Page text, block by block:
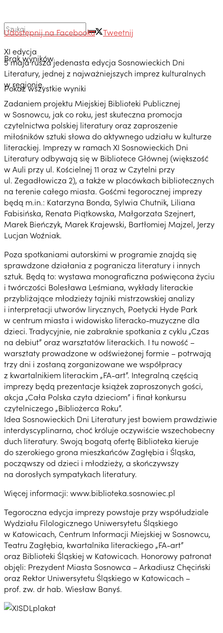
Brak wyników
Pokaż wszystkie wyniki
Udostępnij na Facebooku
Tweetnij
XI edycja
5 maja rusza jedenasta edycja Sosnowieckich Dni
Literatury, jednej z najważniejszych imprez kulturalnych
w regionie.
Zadaniem projektu Miejskiej Biblioteki Publicznej
w Sosnowcu, jak co roku, jest skuteczna promocja
czytelnictwa polskiej literatury oraz zaproszenie
miłośników sztuki słowa do aktywnego udziału w kulturze
literackiej. Imprezy w ramach XI Sosnowieckich Dni
Literatury odbywają się w Bibliotece Głównej (większość
w Auli przy ul. Kościelnej 11 oraz w Czytelni przy
ul. Zegadłowicza 2), a także w placówkach bibliotecznych
na terenie całego miasta. Gośćmi tegorocznej imprezy
będą m.in.: Katarzyna Bonda, Sylwia Chutnik, Liliana
Fabisińska, Renata Piątkowska, Małgorzata Szejnert,
Marek Bieńczyk, Marek Krajewski, Bartłomiej Majzel, Jerzy
Lucjan Woźniak.
Poza spotkaniami autorskimi w programie znajdą się
sprawdzone działania z pogranicza literatury i innych
sztuk. Będą to: wystawa monograficzna poświęcona życiu
i twórczości Bolesława Leśmiana, wykłady literackie
przybliżające młodzieży tajniki mistrzowskiej analizy
i interpretacji utworów lirycznych, Poetycki Hyde Park
w centrum miasta i widowisko literacko-muzyczne dla
dzieci. Tradycyjnie, nie zabraknie spotkania z cyklu „Czas
na debiut” oraz warsztatów literackich. I tu nowość –
warsztaty prowadzone w odświeżonej formie – potrwają
trzy dni i zostaną zorganizowane we współpracy
z kwartalnikiem literackim „FA-art”. Integralną częścią
imprezy będą prezentacje książek zaproszonych gości,
akcja „Cała Polska czyta dzieciom” i finał konkursu
czytelniczego „Bibliożerca Roku”.
Idea Sosnowieckich Dni Literatury jest bowiem prawdziwie
interdyscyplinarna, choć króluje oczywiście wszechobecny
duch literatury. Swoją bogatą ofertę Biblioteka kieruje
do szerokiego grona mieszkańców Zagłębia i Śląska,
począwszy od dzieci i młodzieży, a skończywszy
na dorosłych sympatykach literatury.
Więcej informacji: www.biblioteka.sosnowiec.pl
Tegoroczna edycja imprezy powstaje przy współudziale
Wydziału Filologicznego Uniwersytetu Śląskiego
w Katowicach, Centrum Informacji Miejskiej w Sosnowcu,
Teatru Zagłębia, kwartalnika literackiego „FA-art”
oraz Biblioteki Śląskiej w Katowicach. Honorowy patronat
objęli: Prezydent Miasta Sosnowca – Arkadiusz Chęciński
oraz Rektor Uniwersytetu Śląskiego w Katowicach –
prof. zw. dr hab. Wiesław Banyś.